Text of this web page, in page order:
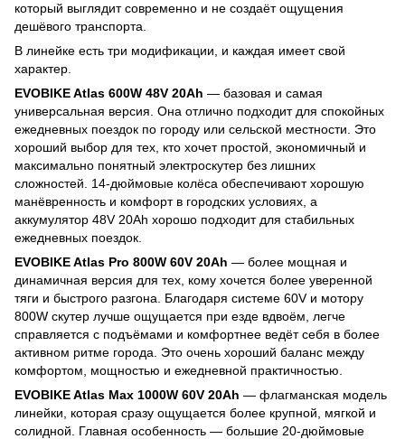
который выглядит современно и не создаёт ощущения
дешёвого транспорта.
В линейке есть три модификации, и каждая имеет свой
характер.
EVOBIKE Atlas 600W 48V 20Ah — базовая и самая
универсальная версия. Она отлично подходит для спокойных
ежедневных поездок по городу или сельской местности. Это
хороший выбор для тех, кто хочет простой, экономичный и
максимально понятный электроскутер без лишних
сложностей. 14-дюймовые колёса обеспечивают хорошую
манёвренность и комфорт в городских условиях, а
аккумулятор 48V 20Ah хорошо подходит для стабильных
ежедневных поездок.
EVOBIKE Atlas Pro 800W 60V 20Ah — более мощная и
динамичная версия для тех, кому хочется более уверенной
тяги и быстрого разгона. Благодаря системе 60V и мотору
800W скутер лучше ощущается при езде вдвоём, легче
справляется с подъёмами и комфортнее ведёт себя в более
активном ритме города. Это очень хороший баланс между
комфортом, мощностью и ежедневной практичностью.
EVOBIKE Atlas Max 1000W 60V 20Ah — флагманская модель
линейки, которая сразу ощущается более крупной, мягкой и
солидной. Главная особенность — большие 20-дюймовые